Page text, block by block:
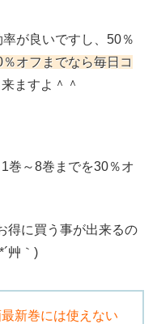
が良いですし、50％
％オフまでなら毎日コ
ますよ＾＾
巻～8巻までを30％オ
得に買う事が出来るの
艸｀)
新巻には使えない